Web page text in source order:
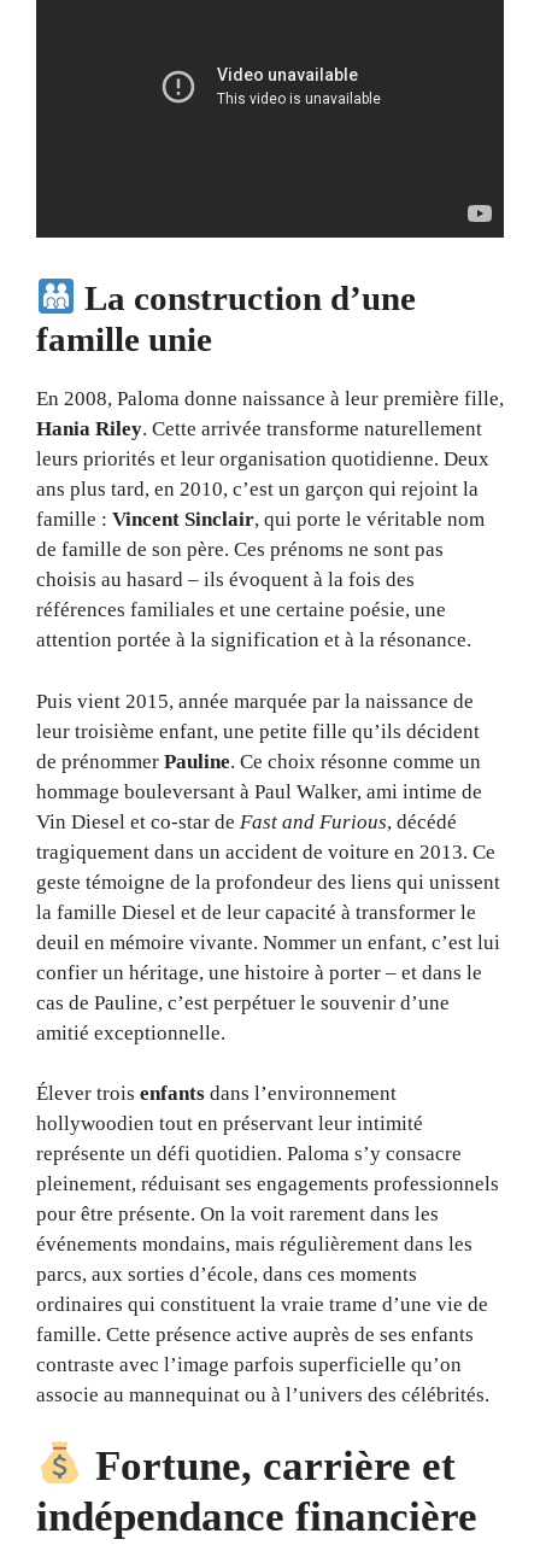
La construction d’une
famille unie
En 2008, Paloma donne naissance à leur première fille,
Hania Riley. Cette arrivée transforme naturellement
leurs priorités et leur organisation quotidienne. Deux
ans plus tard, en 2010, c’est un garçon qui rejoint la
famille : Vincent Sinclair, qui porte le véritable nom
de famille de son père. Ces prénoms ne sont pas
choisis au hasard – ils évoquent à la fois des
références familiales et une certaine poésie, une
attention portée à la signification et à la résonance.
Puis vient 2015, année marquée par la naissance de
leur troisième enfant, une petite fille qu’ils décident
de prénommer Pauline. Ce choix résonne comme un
hommage bouleversant à Paul Walker, ami intime de
Vin Diesel et co-star de Fast and Furious, décédé
tragiquement dans un accident de voiture en 2013. Ce
geste témoigne de la profondeur des liens qui unissent
la famille Diesel et de leur capacité à transformer le
deuil en mémoire vivante. Nommer un enfant, c’est lui
confier un héritage, une histoire à porter – et dans le
cas de Pauline, c’est perpétuer le souvenir d’une
amitié exceptionnelle.
Élever trois enfants dans l’environnement
hollywoodien tout en préservant leur intimité
représente un défi quotidien. Paloma s’y consacre
pleinement, réduisant ses engagements professionnels
pour être présente. On la voit rarement dans les
événements mondains, mais régulièrement dans les
parcs, aux sorties d’école, dans ces moments
ordinaires qui constituent la vraie trame d’une vie de
famille. Cette présence active auprès de ses enfants
contraste avec l’image parfois superficielle qu’on
associe au mannequinat ou à l’univers des célébrités.
Fortune, carrière et
indépendance financière